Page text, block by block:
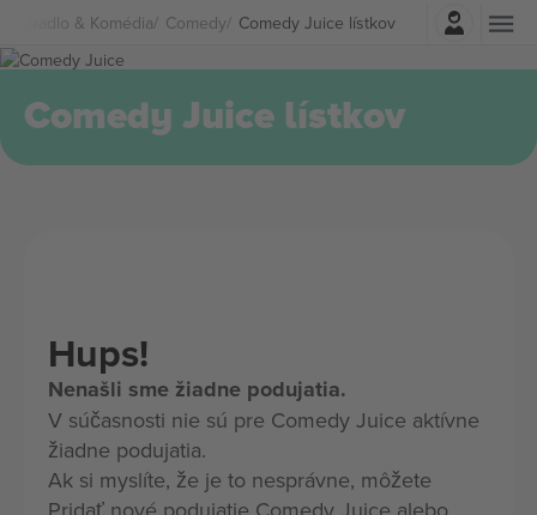
Divadlo & Komédia Comedy Comedy Juice lístkov
Prihlásenie
Comedy Juice lístkov
Hups!
Nenašli sme žiadne podujatia.
V súčasnosti nie sú pre Comedy Juice aktívne
žiadne podujatia.
Ak si myslíte, že je to nesprávne, môžete